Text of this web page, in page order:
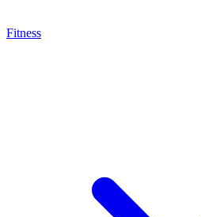
Fitness